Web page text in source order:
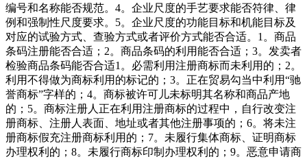
编号和名称能否规范。4。企业尺度的手艺要求能否符律、律
例和强制性尺度要求。5。企业尺度的功能目标和机能目标及
对应的试验方式、查验方式或者评价方式能否合适。1。商品
条码注册能否合适；2。商品条码的利用能否合适；3。发卖者
检验商品条码能否合适1。必需利用注册商标而未利用的；2。
利用不得做为商标利用的标记的；3。正在贸易勾当中利用“驰
誉商标”字样的；4。商标被许可儿未标明其名称和商品产地
的；5。商标注册人正在利用注册商标的过程中，自行改变注
册商标、注册人表面、地址或者其他注册事项的；6。将未注
册商标假充注册商标利用的；7。未履行集体商标、证明商标
办理权利的；8。未履行商标印制办理权利的；9。恶意申请商